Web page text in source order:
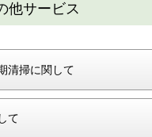
他サービス
清掃に関して
て